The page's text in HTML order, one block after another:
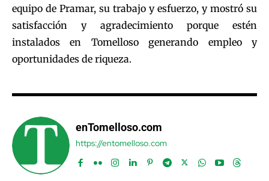
equipo de Pramar, su trabajo y esfuerzo, y mostró su
satisfacción y agradecimiento porque estén
instalados en Tomelloso generando empleo y
oportunidades de riqueza.
enTomelloso.com
https://entomelloso.com